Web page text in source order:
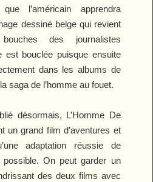
l’américain apprendra
dessiné belge qui revient
des journalistes
est bouclée puisque ensuite
dans les albums de
saga de l’homme au fouet.
désormais, L’Homme De
un grand film d’aventures et
adaptation réussie de
possible. On peut garder un
des deux films avec